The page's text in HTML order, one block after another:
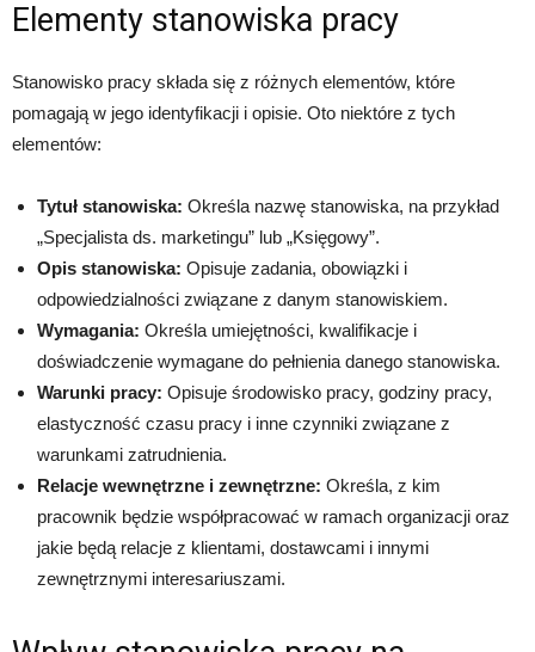
Elementy stanowiska pracy
Stanowisko pracy składa się z różnych elementów, które
pomagają w jego identyfikacji i opisie. Oto niektóre z tych
elementów:
Tytuł stanowiska: Określa nazwę stanowiska, na przykład
„Specjalista ds. marketingu” lub „Księgowy”.
Opis stanowiska: Opisuje zadania, obowiązki i
odpowiedzialności związane z danym stanowiskiem.
Wymagania: Określa umiejętności, kwalifikacje i
doświadczenie wymagane do pełnienia danego stanowiska.
Warunki pracy: Opisuje środowisko pracy, godziny pracy,
elastyczność czasu pracy i inne czynniki związane z
warunkami zatrudnienia.
Relacje wewnętrzne i zewnętrzne: Określa, z kim
pracownik będzie współpracować w ramach organizacji oraz
jakie będą relacje z klientami, dostawcami i innymi
zewnętrznymi interesariuszami.